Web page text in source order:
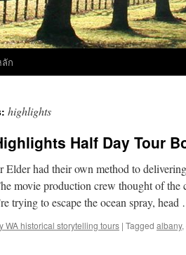
ก
highlights
Half Day Tour
Elder had their own method to
movie production crew thought of
trying to escape the ocean spray, head
WA historical storytelling tours | Tagged albany,